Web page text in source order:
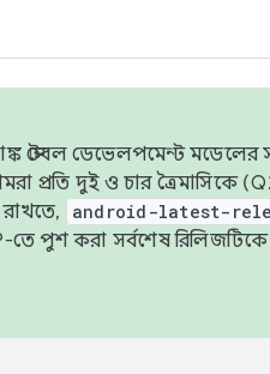
স্টেবল ডেভেলপমেন্ট মডেলের
প্রতি দুই ও চার
android-latest-
তে পুশ করা সর্বশেষ